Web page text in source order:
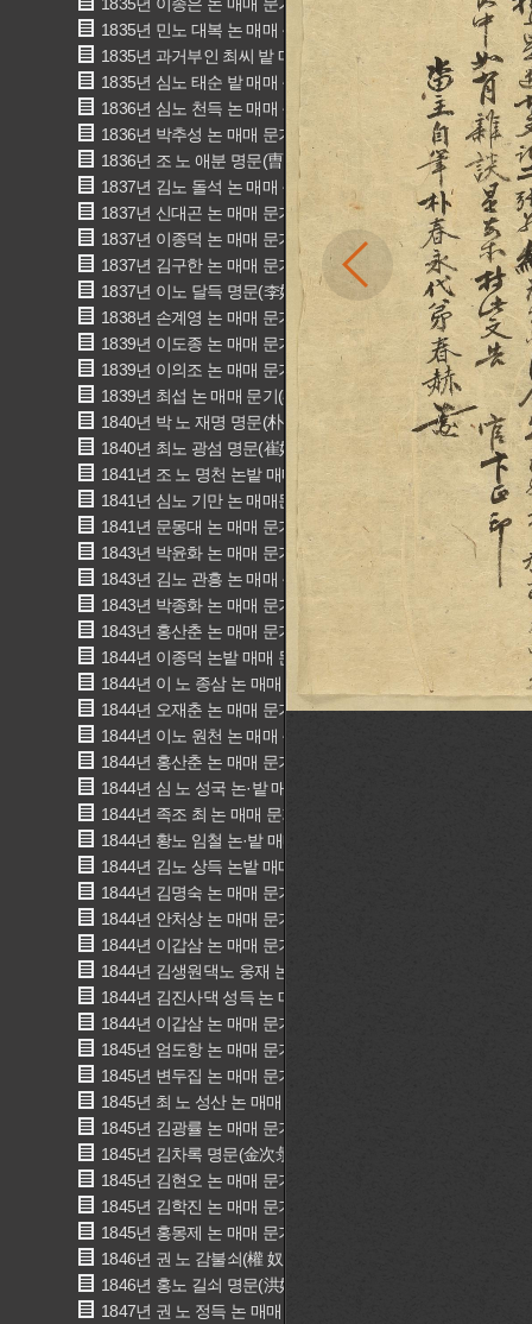
1835년 민노 대복 논 매매 문기(閔奴 大卜 畓賣買文記)
1835년 과거부인 최씨 밭 매매 문기(寡居夫人 崔氏 田賣買文
1835년 심노 태순 밭 매매 문기(沈奴 太順 田賣買文記)
1836년 심노 천득 논 매매 문기(沈奴 千得 畓賣買文記)
1836년 박추성 논 매매 문기(朴秋成 畓賣買文記)
1836년 조 노 애분 명문(曺 奴 愛分 明文)
1837년 김노 돌석 논 매매 문기(金奴 乭石 畓賣買文記)
1837년 신대곤 논 매매 문기(申大坤 畓賣買文記)
1837년 이종덕 논 매매 문기(李種德 畓賣買文記)
1837년 김구한 논 매매 문기(金九漢 畓賣買文記)
1837년 이노 달득 명문(李奴達得 明文)
1838년 손계영 논 매매 문기(孫繼榮 畓賣買文記)
1839년 이도종 논 매매 문기(李道宗 畓賣買文記)
1839년 이의조 논 매매 문기(李義祚 畓賣買文記)
1839년 최섭 논 매매 문기(崔燮 畓賣買文記)
1840년 박 노 재명 명문(朴 奴 在明 明文)
1840년 최노 광섬 명문(崔奴 光暹 明文)
1841년 조 노 명천 논밭 매매 문기(曺 奴 命天 田畓賣買文記)
1841년 심노 기만 논 매매문기(沈奴 己萬 畓賣買文記)
1841년 문몽대 논 매매 문기(文夢大 畓賣買文記)
1843년 박윤화 논 매매 문기(朴潤和 畓賣買文記)
1843년 김노 관흥 논 매매 문기(金奴 寬興 畓賣買文記)
1843년 박종화 논 매매 문기(朴宗華 畓賣買文記)
1843년 홍산춘 논 매매 문기(洪山春 畓賣買文記)
1844년 이종덕 논밭 매매 문기(李種德 田畓賣買文記)
1844년 이 노 종삼 논 매매 문기(李 奴 宗衫 畓賣買文記)
1844년 오재춘 논 매매 문기(吳在春 畓賣買文記)
1844년 이노 원천 논 매매 문기(李奴 元千 畓賣買文記)
1844년 홍산춘 논 매매 문기(洪山春 畓賣買文記)
1844년 심 노 성국 논·밭 매매 문기(沈 奴 成局 田畓賣買文記)
1844년 족조 최 논 매매 문기(崔 畓賣買文記)
1844년 황노 임철 논·밭 매매 문기(黃奴 壬哲 田畓賣買文記)
1844년 김노 상득 논밭 매매 문기(金奴尙得 田畓賣買文記)
1844년 김명숙 논 매매 문기(金明叔 畓賣買文記)
1844년 안처상 논 매매 문기(安處祥 畓賣買文記)
1844년 이갑삼 논 매매 문기(李甲三 畓賣買文記)
1844년 김생원댁노 웅재 논 매매 문기(金奴雄財 畓賣買文記)
1844년 김진사댁 성득 논 매매 문기(金奴盛得 畓賣買文記)
1844년 이갑삼 논 매매 문기
1845년 엄도항 논 매매 문기(嚴道恒 畓賣買文記)
1845년 변두집 논 매매 문기(邊斗集 畓賣買文記)
1845년 최 노 성산 논 매매 문기(崔 奴 成山 畓賣買文記)
1845년 김광률 논 매매 문기(金光律 畓賣買文記)
1845년 김차록 명문(金次彔 畓賣買文記)
1845년 김현오 논 매매 문기(金鉉五 畓賣買文記)
1845년 김학진 논 매매 문기(金學璡 畓賣買文記)
1845년 홍몽제 논 매매 문기(洪夢濟 畓賣買文記)
1846년 권 노 감불쇠(權 奴 加/口}{示+弗}釗)
1846년 홍노 길쇠 명문(洪奴 吉釗 明文)
1847년 권 노 정득 논 매매 문기(權 奴 丁得 畓賣買文記)